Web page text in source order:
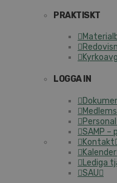
PRAKTISKT
LOGGA IN
SAMP –
Kontakt
Kalender
Lediga
SAU